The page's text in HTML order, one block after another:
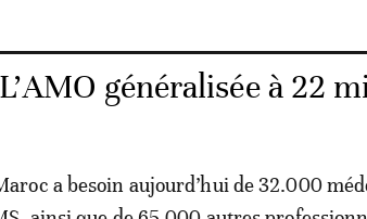
L’AMO généralisée à 22
a besoin aujourd’hui de 32.000